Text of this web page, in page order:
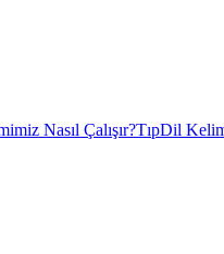
Nasıl Çalışır?TıpDil